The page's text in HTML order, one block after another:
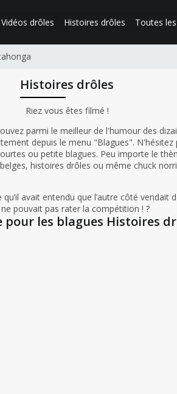
Vidéos drôles Histoires drôles Toutes
Histoires drôles
Riez vous êtes filmé !
parmi le meilleur de l'humour des
depuis le menu "Blagues".
ou petite blagues. Peu importe le
histoires drôles ou même chuck
avait entendu que l’autre côté vendait
pouvait pas rater la compétition ! ?
pour les blagues Histoires